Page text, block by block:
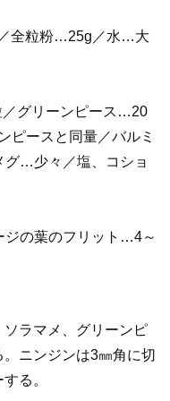
全粒粉…25g／水…大
グリーンピース…20
ピースと同量／バルミ
グ…少々／塩、コショ
の葉のフリット…4～
ラマメ、グリーンピ
ニンジンは3㎜角に切
る。